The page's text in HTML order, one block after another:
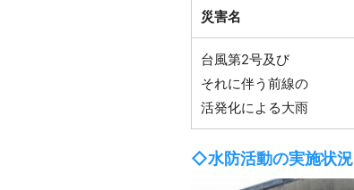
災害名
台風第2号及び
それに伴う前線の
活発化による大雨
◇水防活動の実施状況